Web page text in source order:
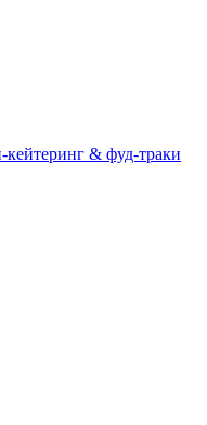
& фуд-траки